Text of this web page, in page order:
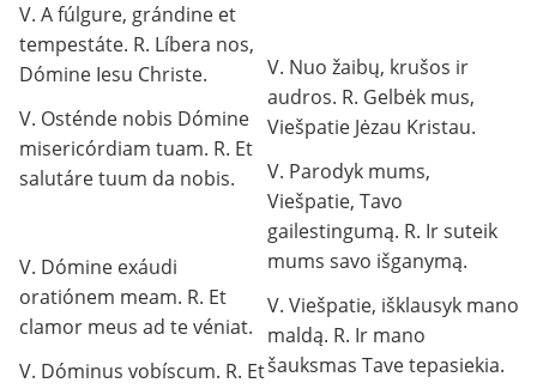
V. A fúlgure, grándine et
tempestáte. R. Líbera nos,
Dómine Iesu Christe.
V. Osténde nobis Dómine
misericórdiam tuam. R. Et
salutáre tuum da nobis.
V. Dómine exáudi
oratiónem meam. R. Et
clamor meus ad te véniat.
V. Dóminus vobíscum. R. Et
V. Nuo žaibų, krušos ir
audros. R. Gelbėk mus,
Viešpatie Jėzau Kristau.
V. Parodyk mums,
Viešpatie, Tavo
gailestingumą. R. Ir suteik
mums savo išganymą.
V. Viešpatie, išklausyk mano
maldą. R. Ir mano
šauksmas Tave tepasiekia.